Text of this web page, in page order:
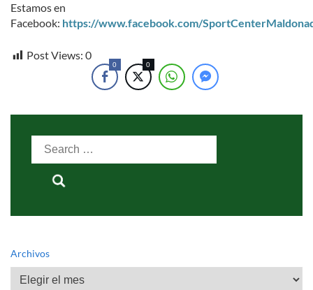
Estamos en
Facebook: https://www.facebook.com/
Post Views: 0
0 0
Search
Archivos
Archivos